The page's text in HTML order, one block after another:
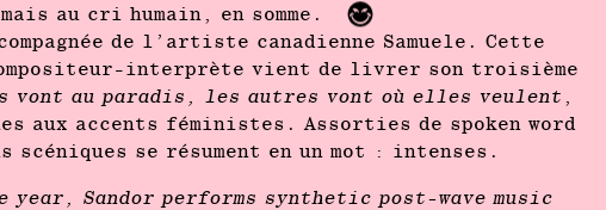
au cri humain, en somme.
de l’artiste canadienne Samuele. Cette
interprète vient de livrer son troisième
vont au paradis, les autres vont où elles veulent
aux accents féministes. Assorties de spoken word
scéniques se résument en un mot : intenses.
Sandor performs synthetic post-wave music